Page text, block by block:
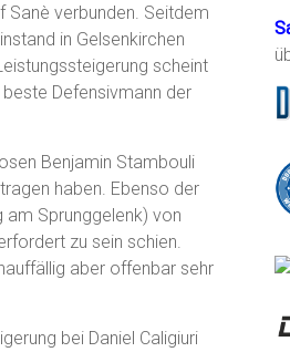
Sanè verbunden. Seitdem
in Gelsenkirchen
scheint
Defensivmann der
Benjamin Stambouli
haben. Ebenso der
am Sprunggelenk) von
zu sein schien.
aber offenbar sehr
bei Daniel Caligiuri